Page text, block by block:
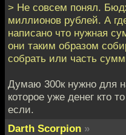
> Не совсем понял.
миллионов рублей. А
написано что нужная
они таким образом
собрать или часть
Думаю 300к нужно для
которое уже денег кто
если.
Darth Scorpion »